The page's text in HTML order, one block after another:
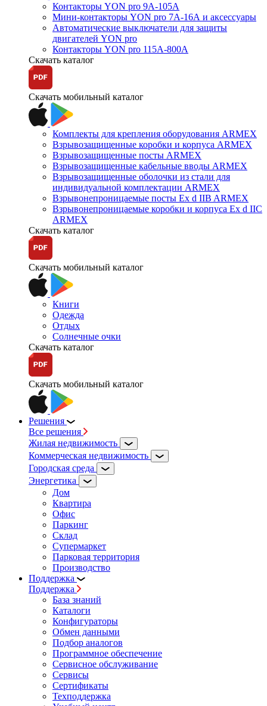
Контакторы YON pro 9А-105А
Мини-контакторы YON pro 7А-16А и аксессуары
Автоматические выключатели для защиты
двигателей YON pro
Контакторы YON pro 115А-800А
Скачать каталог
Скачать мобильный каталог
Комплекты для крепления оборудования ARMEX
Взрывозащищенные коробки и корпуса ARMEX
Взрывозащищенные посты ARMEX
Взрывозащищенные кабельные вводы ARMEX
Взрывозащищенные оболочки из стали для
индивидуальной комплектации ARMEX
Взрывонепроницаемые посты Ex d IIB ARMEX
Взрывонепроницаемые коробки и корпуса Ex d IIС
ARMEX
Скачать каталог
Скачать мобильный каталог
Книги
Одежда
Отдых
Солнечные очки
Скачать каталог
Скачать мобильный каталог
Решения
Все решения
Жилая недвижимость
Коммерческая недвижимость
Городская среда
Энергетика
Дом
Квартира
Офис
Паркинг
Склад
Супермаркет
Парковая территория
Производство
Поддержка
Поддержка
База знаний
Каталоги
Конфигураторы
Обмен данными
Подбор аналогов
Программное обеспечение
Сервисное обслуживание
Сервисы
Сертификаты
Техподдержка